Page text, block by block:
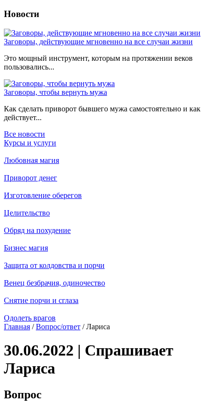
Новости
Заговоры, действующие мгновенно на все случаи жизни
Это мощный инструмент, которым на протяжении веков
пользовались...
Заговоры, чтобы вернуть мужа
Как сделать приворот бывшего мужа самостоятельно и как
действует...
Все новости
Курсы и услуги
Любовная магия
Приворот денег
Изготовление оберегов
Целительство
Обряд на похудение
Бизнес магия
Защита от колдовства и порчи
Венец безбрачия, одиночество
Снятие порчи и сглаза
Одолеть врагов
Главная /Вопрос/ответ / Лариса
30.06.2022 | Спрашивает
Лариса
Вопрос